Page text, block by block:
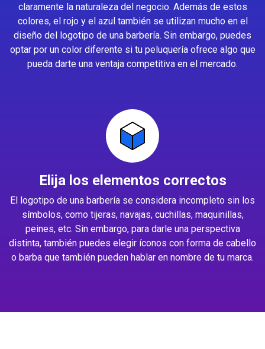
claramente la naturaleza del negocio. Además de estos
colores, el rojo y el azul también se utilizan mucho en el
diseño del logotipo de una barbería. Sin embargo, puedes
optar por un color diferente si tu peluquería ofrece algo que
pueda darte una ventaja competitiva en el mercado.
Elija los elementos correctos
El logotipo de una barbería se considera incompleto sin los
símbolos, como tijeras, navajas, cuchillas, maquinillas,
peines, etc. Sin embargo, para darle una perspectiva
distinta, también puedes elegir íconos con forma de cabello
o barba que también pueden hablar en nombre de tu marca.